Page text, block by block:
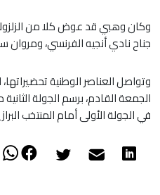
وكان وهبي قد عوض كلا من
جناح نادي أنجيه الفرنسي،
​وتواصل العناصر الوطنية
الجمعة القادم، برسم الجولة
في الجولة الأولى أمام المنتخب